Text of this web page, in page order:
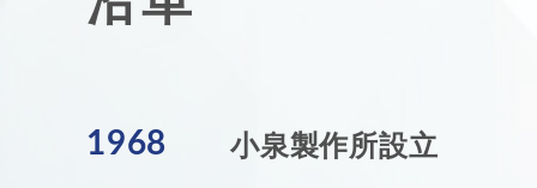
1968 小泉製作所設立